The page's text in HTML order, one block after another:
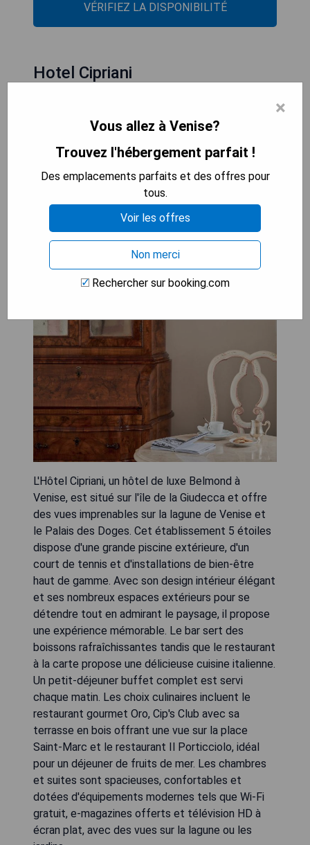
VÉRIFIEZ LA DISPONIBILITÉ
Hotel Cipriani
L'Hôtel Cipriani, un hôtel de luxe Belmond à
Venise, est situé sur l'île de la Giudecca et offre
des vues imprenables sur la lagune de Venise et
le Palais des Doges. Cet établissement 5 étoiles
dispose d'une grande piscine extérieure, d'un
court de tennis et d'installations de bien-être
haut de gamme. Avec son design intérieur élégant
et ses nombreux espaces extérieurs pour se
détendre tout en admirant le paysage, il propose
une expérience mémorable. Le bar sert des
boissons rafraîchissantes tandis que le restaurant
à la carte propose une délicieuse cuisine italienne.
Un petit-déjeuner buffet complet est servi
chaque matin. Les choix culinaires incluent le
restaurant gourmet Oro, Cip's Club avec sa
terrasse en bois offrant une vue sur la place
Saint-Marc et le restaurant Il Porticciolo, idéal
pour un déjeuner de fruits de mer. Les chambres
et suites sont spacieuses, confortables et
dotées d'équipements modernes tels que Wi-Fi
gratuit, e-magazines offerts et télévision HD à
écran plat, avec des vues sur la lagune ou les
×
Vous allez à Venise?
Trouvez l'hébergement parfait !
Des emplacements parfaits et des offres pour
tous.
Voir les offres
Non merci
Rechercher sur booking.com